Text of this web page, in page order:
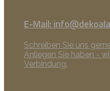
E-Mail:
Schreiben Sie uns
Anliegen Sie haben -
Verbindung.